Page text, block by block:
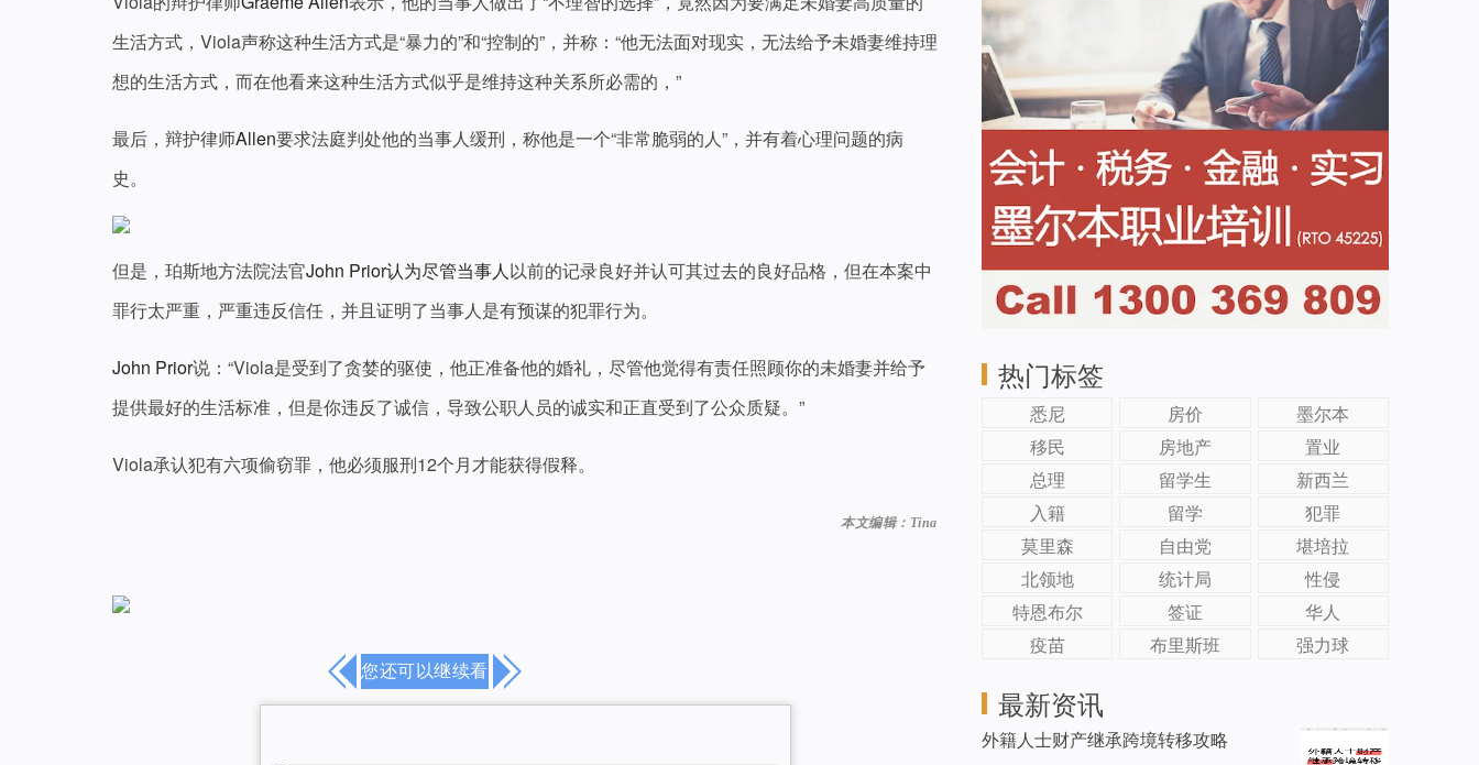
生活方式，Viola声称这种生活方式是“暴力的”和“控制的”，并称：“他无法面对现实，无法给予未婚妻维持理
想的生活方式，而在他看来这种生活方式似乎是维持这种关系所必需的，”
最后，辩护律师Allen要求法庭判处他的当事人缓刑，称他是一个“非常脆弱的人”，并有着心理问题的病
史。
但是，珀斯地方法院法官John Prior认为尽管当事人以前的记录良好并认可其过去的良好品格，但在本案中
罪行太严重，严重违反信任，并且证明了当事人是有预谋的犯罪行为。
John Prior说：“Viola是受到了贪婪的驱使，他正准备他的婚礼，尽管他觉得有责任照顾你的未婚妻并给予
提供最好的生活标准，但是你违反了诚信，导致公职人员的诚实和正直受到了公众质疑。”
Viola承认犯有六项偷窃罪，他必须服刑12个月才能获得假释。
本文编辑：Tina
您还可以继续看
热门标签
悉尼 房价
墨尔本
移民
房地产
置业
总理
留学生
新西兰
入籍
留学
犯罪
莫里森
自由党
堪培拉
北领地
统计局
性侵
特恩布尔
签证
华人
疫苗
布里斯班 强力球
最新资讯
外籍人士财产继承跨境转移攻略